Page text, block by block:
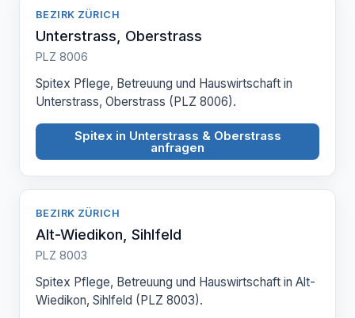
BEZIRK ZÜRICH
Unterstrass, Oberstrass
PLZ 8006
Spitex Pflege, Betreuung und Hauswirtschaft in
Unterstrass, Oberstrass (PLZ 8006).
Spitex in Unterstrass & Oberstrass
anfragen
BEZIRK ZÜRICH
Alt-Wiedikon, Sihlfeld
PLZ 8003
Spitex Pflege, Betreuung und Hauswirtschaft in Alt-
Wiedikon, Sihlfeld (PLZ 8003).